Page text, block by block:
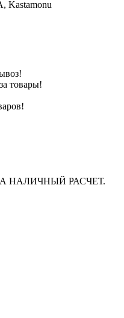
товары!
НАЛИЧНЫЙ РАСЧЕТ.